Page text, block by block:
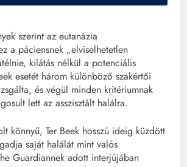
szerint az eutanázia
a páciensnek „elviselhetetlen
kilátás nélkül a potenciális
esetét három különböző szakértői
és végül minden kritériumnak
lett az asszisztált halálra.
könnyű, Ter Beek hosszú ideig küzdött
saját halálát mint valós
Guardiannek adott interjújában